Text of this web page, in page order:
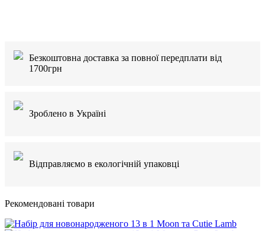
Безкоштовна доставка за повної передплати від
1700грн
Зроблено в Україні
Відправляємо в екологічній упаковці
Рекомендовані товари